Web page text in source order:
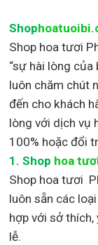
Shop
Shop hoa tươi
“sự hài lòng của
luôn chăm chút
đến cho khách
lòng với dịch vụ
100% hoặc đổi
1.Shop hoa
Shop hoa tươi
luôn sẵn các
hợp với sở
lễ.